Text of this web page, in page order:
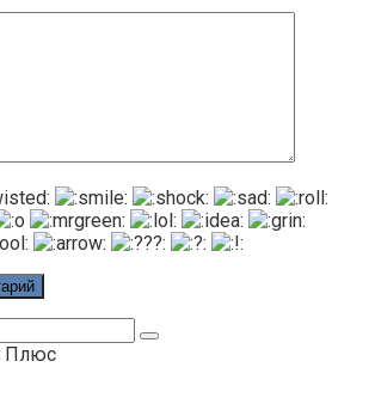
Плюс